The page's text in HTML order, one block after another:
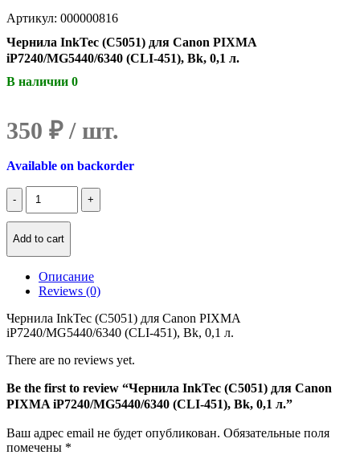
Артикул: 000000816
Чернила InkTec (C5051) для Canon PIXMA
iP7240/MG5440/6340 (CLI-451), Bk, 0,1 л.
В наличии 0
350 ₽
Available on backorder
Количество
Чернила
InkTec
(C5051)
PIXMA
iP7240/MG5440/6340
451),
Bk,
л.
Add to cart
Описание
Reviews (0)
Чернила InkTec (C5051) для Canon PIXMA
iP7240/MG5440/6340 (CLI-451), Bk, 0,1 л.
There are no reviews yet.
Be the first to review “Чернила InkTec (C5051) для Canon
PIXMA iP7240/MG5440/6340 (CLI-451), Bk, 0,1 л.”
Ваш адрес email не будет опубликован. Обязательные поля
помечены *